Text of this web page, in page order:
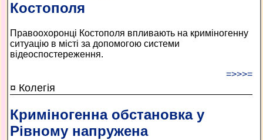
Костополя
Правоохоронці Костополя впливають на криміногенну
ситуацію в місті за допомогою системи
відеоспостереження.
=>>>=
¤ Колегія
Криміногенна обстановка у
Рівному напружена